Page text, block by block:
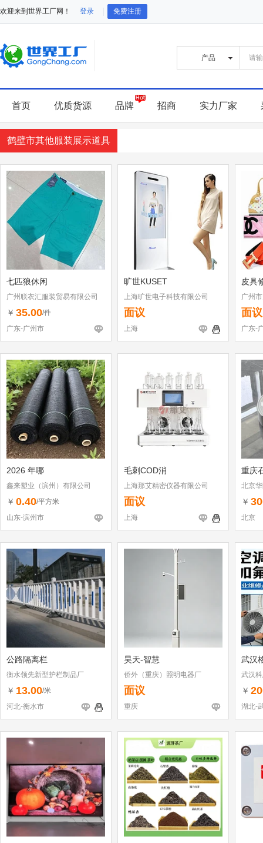
欢迎来到世界工厂网！ 登录 免费注册
首页 优质货源 品牌 招商 实力厂家
鹤壁市其他服装展示道具
七匹狼休闲
广州联衣汇服装贸易有限公司
￥ 35.00/件
广东-广州市
旷世KUSET
上海旷世电子科技有限公司
面议
上海
皮具
广州
店
面议
广东-
2026 年哪
鑫来塑业（滨州）有限公司
￥ 0.40/平方米
山东-滨州市
毛刺COD消
上海那艾精密仪器有限公司
面议
上海
重庆
北京
￥
北京
公路隔离栏
衡水领先新型护栏制品厂
￥ 13.00/米
河北-衡水市
昊天-智慧
侨外（重庆）照明电器厂
面议
重庆
武汉
武汉
￥
湖北-